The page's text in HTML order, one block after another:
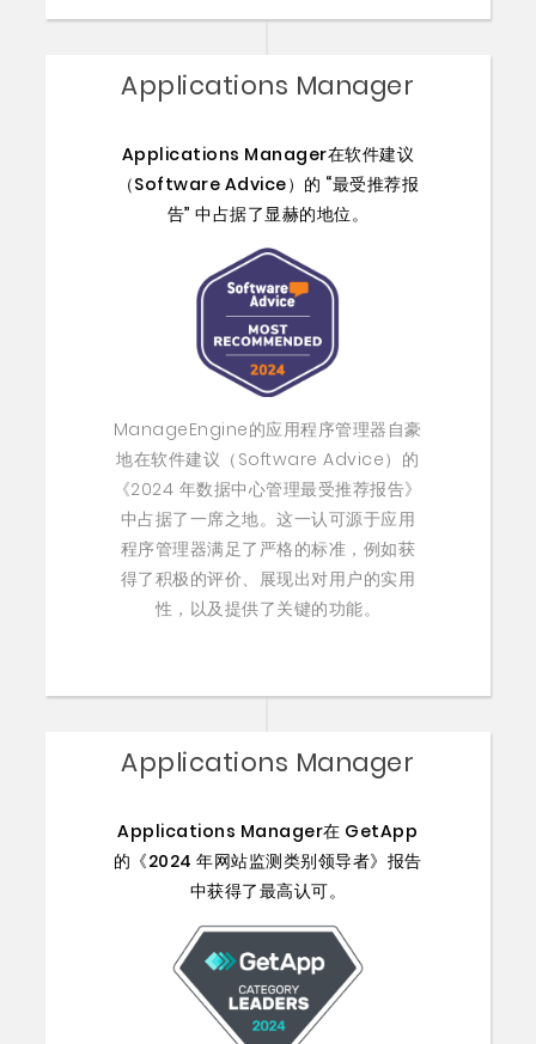
Applications Manager
Applications Manager在软件建议
（Software Advice）的 “最受推荐报
告” 中占据了显赫的地位。
ManageEngine的应用程序管理器自豪
地在软件建议（Software Advice）的
《2024 年数据中心管理最受推荐报告》
中占据了一席之地。这一认可源于应用
程序管理器满足了严格的标准，例如获
得了积极的评价、展现出对用户的实用
性，以及提供了关键的功能。
Applications Manager
Applications Manager在 GetApp
的《2024 年网站监测类别领导者》报告
中获得了最高认可。